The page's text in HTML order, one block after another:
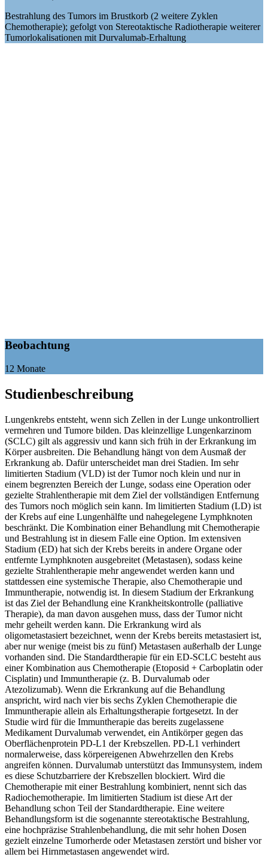
Bestrahlung des Tumors im Brustkorb (2 weitere Zyklen
Chemotherapie); gefolgt von Stereotaktische Radiotherapie weiterer
Tumorlokalisationen mit Durvalumab-Erhaltung
Beobachtung
12 Monate
Studienbeschreibung
Lungenkrebs entsteht, wenn sich Zellen in der Lunge unkontrolliert
vermehren und Tumore bilden. Das kleinzellige Lungenkarzinom
(SCLC) gilt als aggressiv und kann sich früh in der Erkrankung im
Körper ausbreiten. Die Behandlung hängt von dem Ausmaß der
Erkrankung ab. Dafür unterscheidet man drei Stadien. Im sehr
limitierten Stadium (VLD) ist der Tumor noch klein und nur in
einem begrenzten Bereich der Lunge, sodass eine Operation oder
gezielte Strahlentherapie mit dem Ziel der vollständigen Entfernung
des Tumors noch möglich sein kann. Im limitierten Stadium (LD) ist
der Krebs auf eine Lungenhälfte und nahegelegene Lymphknoten
beschränkt. Die Kombination einer Behandlung mit Chemotherapie
und Bestrahlung ist in diesem Falle eine Option. Im extensiven
Stadium (ED) hat sich der Krebs bereits in andere Organe oder
entfernte Lymphknoten ausgebreitet (Metastasen), sodass keine
gezielte Strahlentherapie mehr angewendet werden kann und
stattdessen eine systemische Therapie, also Chemotherapie und
Immuntherapie, notwendig ist. In diesem Stadium der Erkrankung
ist das Ziel der Behandlung eine Krankheitskontrolle (palliative
Therapie), da man davon ausgehen muss, dass der Tumor nicht
mehr geheilt werden kann. Die Erkrankung wird als
oligometastasiert bezeichnet, wenn der Krebs bereits metastasiert ist,
aber nur wenige (meist bis zu fünf) Metastasen außerhalb der Lunge
vorhanden sind. Die Standardtherapie für ein ED-SCLC besteht aus
einer Kombination aus Chemotherapie (Etoposid + Carboplatin oder
Cisplatin) und Immuntherapie (z. B. Durvalumab oder
Atezolizumab). Wenn die Erkrankung auf die Behandlung
anspricht, wird nach vier bis sechs Zyklen Chemotherapie die
Immuntherapie allein als Erhaltungstherapie fortgesetzt. In der
Studie wird für die Immuntherapie das bereits zugelassene
Medikament Durvalumab verwendet, ein Antikörper gegen das
Oberflächenprotein PD-L1 der Krebszellen. PD-L1 verhindert
normalerweise, dass körpereigenen Abwehrzellen den Krebs
angreifen können. Durvalumab unterstützt das Immunsystem, indem
es diese Schutzbarriere der Krebszellen blockiert. Wird die
Chemotherapie mit einer Bestrahlung kombiniert, nennt sich das
Radiochemotherapie. Im limitierten Stadium ist diese Art der
Behandlung schon Teil der Standardtherapie. Eine weitere
Behandlungsform ist die sogenannte stereotaktische Bestrahlung,
eine hochpräzise Strahlenbehandlung, die mit sehr hohen Dosen
gezielt einzelne Tumorherde oder Metastasen zerstört und bisher vor
allem bei Hirnmetastasen angewendet wird.